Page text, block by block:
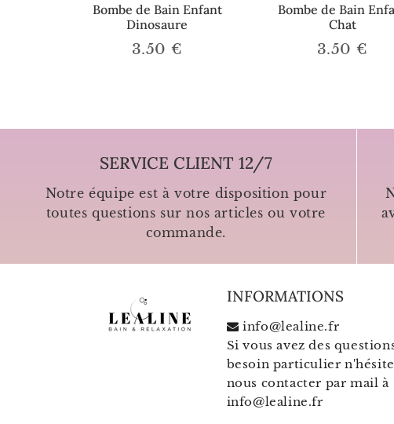
Bombe de Bain Enfant
Dinosaure
Prix
3.50 €
Bombe de Bain
Chat
Prix
3.50 €
SERVICE CLIENT 12/7
Notre équipe est à votre disposition pour
toutes questions sur nos articles ou votre
commande.
INFORMATIONS
info@lealine.fr
Si vous avez des
besoin particulier
nous contacter par mail à
info@lealine.fr